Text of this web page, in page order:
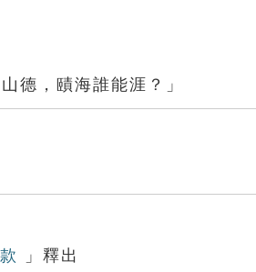
德，賾海誰能涯？」
」釋出